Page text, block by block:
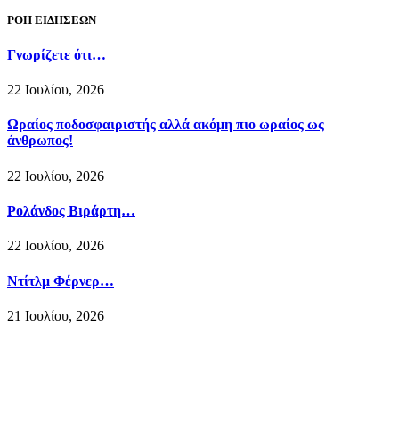
ΡΟΗ ΕΙΔΗΣΕΩΝ
Γνωρίζετε ότι…
22 Ιουλίου, 2026
Ωραίος ποδοσφαιριστής αλλά ακόμη πιο ωραίος ως
άνθρωπος!
22 Ιουλίου, 2026
Ρολάνδος Βιράρτη…
22 Ιουλίου, 2026
Ντίτλμ Φέρνερ…
21 Ιουλίου, 2026